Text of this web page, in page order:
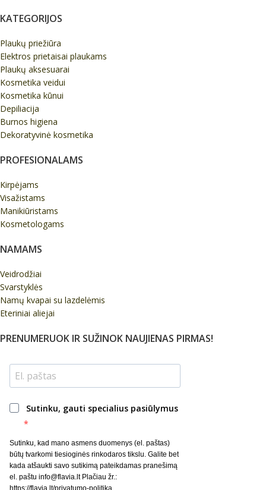
KATEGORIJOS
Plaukų priežiūra
Elektros prietaisai plaukams
Plaukų aksesuarai
Kosmetika veidui
Kosmetika kūnui
Depiliacija
Burnos higiena
Dekoratyvinė kosmetika
PROFESIONALAMS
Kirpėjams
Visažistams
Manikiūristams
Kosmetologams
NAMAMS
Veidrodžiai
Svarstyklės
Namų kvapai su lazdelėmis
Eteriniai aliejai
PRENUMERUOK IR SUŽINOK NAUJIENAS PIRMAS!
Sutinku, gauti specialius pasiūlymus
Sutinku, kad mano asmens duomenys (el. paštas)
būtų tvarkomi tiesioginės rinkodaros tikslu. Galite bet
kada atšaukti savo sutikimą pateikdamas pranešimą
el. paštu info@flavia.lt Plačiau žr.:
https://flavia.lt/privatumo-politika